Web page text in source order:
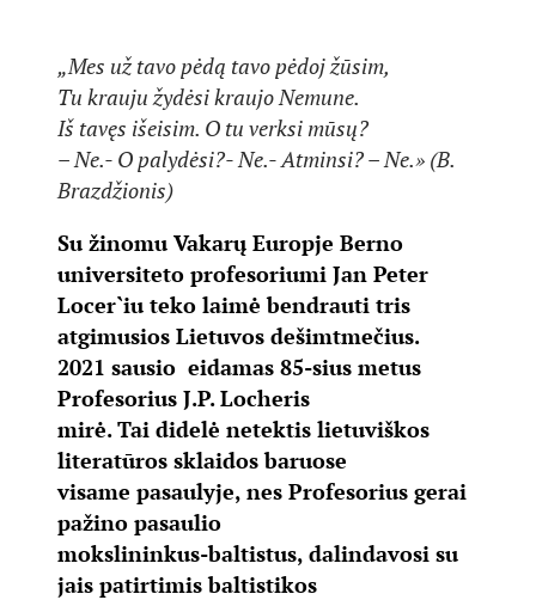
„Mes už tavo pėdą tavo pėdoj žūsim,
Tu krauju žydėsi kraujo Nemune.
Iš tavęs išeisim. O tu verksi mūsų?
– Ne.- O palydėsi?- Ne.- Atminsi? – Ne.» (B.
Brazdžionis)
Su žinomu Vakarų Europje Berno
universiteto profesoriumi Jan Peter
Locer`iu teko laimė bendrauti tris
atgimusios Lietuvos dešimtmečius.
2021 sausio eidamas 85-sius metus
Profesorius J.P. Locheris
mirė.Tai didelė netektis lietuviškos
literatūros sklaidos baruose
visame pasaulyje, nes Profesorius gerai
pažino pasaulio
mokslininkus-baltistus, dalindavosi su
jais patirtimis baltistikos